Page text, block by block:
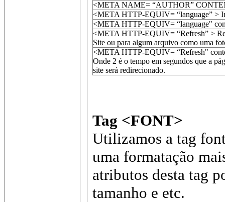
<META NAME= “AUTHOR”
<META HTTP-EQUIV= “language” >
<META HTTP-EQUIV= “language"
<META HTTP-EQUIV= “Refresh” >
Site ou para algum arquivo como uma
<META HTTP-EQUIV= “Refresh"
Onde 2 é o tempo em segundos que a
site será redirecionado.
Tag <FONT>
Utilizamos a tag
uma formatação
atributos desta tag
tamanho e etc.